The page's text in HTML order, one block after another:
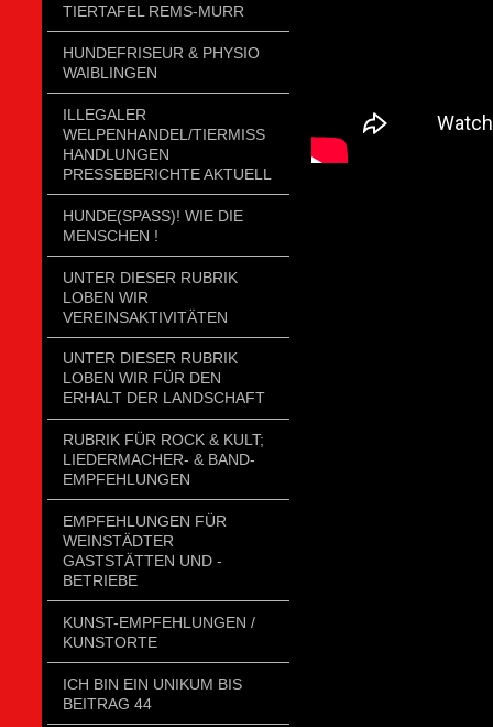
TIERTAFEL REMS-MURR
HUNDEFRISEUR & PHYSIO
WAIBLINGEN
ILLEGALER
WELPENHANDEL/TIERMISSH
ANDLUNGEN P
RESSEBERICHTE AKTUELL
HUNDE(SPASS)! WIE DIE
MENSCHEN !
UNTER DIESER RUBRIK
LOBEN WIR
VEREINSAKTIVITÄTEN
UNTER DIESER RUBRIK
LOBEN WIR FÜR DEN
ERHALT DER LANDSCHAFT
RUBRIK FÜR ROCK & KULT;
LIEDERMACHER- & BAND-
EMPFEHLUNGEN
EMPFEHLUNGEN FÜR
WEINSTÄDTER
GASTSTÄTTEN UND -
BETRIEBE
KUNST-EMPFEHLUNGEN /
KUNSTORTE
ICH BIN EIN UNIKUM BIS
BEITRAG 44